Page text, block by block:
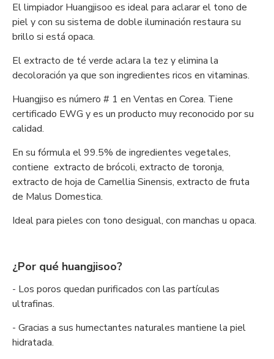
El limpiador Huangjisoo es ideal para aclarar el tono de
piel y con su sistema de doble iluminación restaura su
brillo si está opaca.
El extracto de té verde aclara la tez y elimina la
decoloración ya que son ingredientes ricos en vitaminas.
Huangjiso es número # 1 en Ventas en Corea. Tiene
certificado EWG y es un producto muy reconocido por su
calidad.
En su fórmula el 99.5% de ingredientes vegetales,
contiene extracto de brócoli, extracto de toronja,
extracto de hoja de Camellia Sinensis, extracto de fruta
de Malus Domestica.
Ideal para pieles con tono desigual, con manchas u opaca.
¿Por qué huangjisoo?
- Los poros quedan purificados con las partículas
ultrafinas.
- Gracias a sus humectantes naturales mantiene la piel
hidratada.